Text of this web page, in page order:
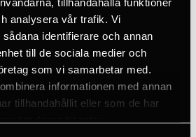
analysera vår trafik. Vi
identifierare och annan
till de sociala medier och
som vi samarbetar med.
informationen med annan
tillhandahållit eller som de har
deras tjänster.